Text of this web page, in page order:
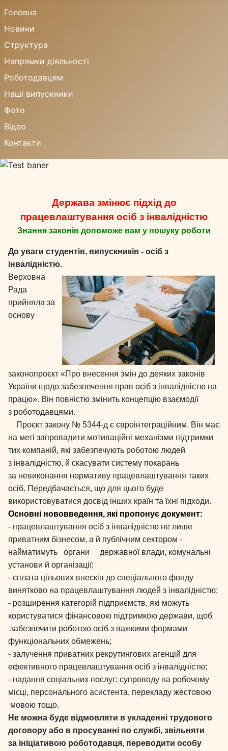
Головна
Новини
Структура
Напрямки діяльності
Роботодавцям
Наші випускники
Фото
Відео
Контакти
Держава змінює підхід до
працевлаштування осіб з інвалідністю
Знання законів допоможе вам у пошуку роботи
До уваги студентів, випускників - осіб з
інвалідністю.
Верховна
Рада
прийняла за
основу
законопроєкт «Про внесення змін до деяких законів
України щодо забезпечення прав осіб з інвалідністю на
працю». Він повністю змінить концепцію взаємодії
з роботодавцями.
Проєкт закону № 5344-д є євроінтеграційним. Він має
на меті запровадити мотиваційні механізми підтримки
тих компаній, які забезпечують роботою людей
з інвалідністю, й скасувати систему покарань
за невиконання нормативу працевлаштування таких
осіб. Передбачається, що для цього буде
використовуватися досвід інших країн та їхні підходи.
Основні нововведення, які пропонує документ:
- працевлаштування осіб з інвалідністю не лише
приватним бізнесом, а й публічним сектором -
найматимуть органи державної влади, комунальні
установи й організації;
- сплата цільових внесків до спеціального фонду
винятково на працевлаштування людей з інвалідністю;
- розширення категорій підприємств, які можуть
користуватися фінансовою підтримкою держави, щоб
забезпечити роботою осіб з важкими формами
функціональних обмежень;
- залучення приватних рекрутингових агенцій для
ефективного працевлаштування осіб з інвалідністю;
- надання соціальних послуг: супроводу на робочому
місці, персонального асистента, перекладу жестовою
мовою тощо.
Не можна буде відмовляти в укладенні трудового
договору або в просуванні по службі, звільняти
за ініціативою роботодавця, переводити особу